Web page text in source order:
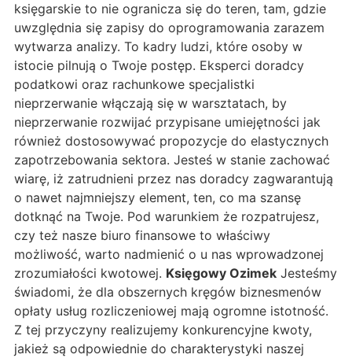
księgarskie to nie ogranicza się do teren, tam, gdzie
uwzględnia się zapisy do oprogramowania zarazem
wytwarza analizy. To kadry ludzi, które osoby w
istocie pilnują o Twoje postęp. Eksperci doradcy
podatkowi oraz rachunkowe specjalistki
nieprzerwanie włączają się w warsztatach, by
nieprzerwanie rozwijać przypisane umiejętności jak
również dostosowywać propozycje do elastycznych
zapotrzebowania sektora. Jesteś w stanie zachować
wiarę, iż zatrudnieni przez nas doradcy zagwarantują
o nawet najmniejszy element, ten, co ma szansę
dotknąć na Twoje. Pod warunkiem że rozpatrujesz,
czy też nasze biuro finansowe to właściwy
możliwość, warto nadmienić o u nas wprowadzonej
zrozumiałości kwotowej. Księgowy Ozimek Jesteśmy
świadomi, że dla obszernych kręgów biznesmenów
opłaty usług rozliczeniowej mają ogromne istotność.
Z tej przyczyny realizujemy konkurencyjne kwoty,
jakież są odpowiednie do charakterystyki naszej